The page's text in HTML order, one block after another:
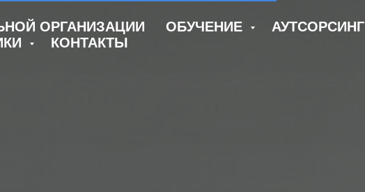
ОРГАНИЗАЦИИ ОБУЧЕНИЕ
АУТСОРСИНГ
КОНТАКТЫ